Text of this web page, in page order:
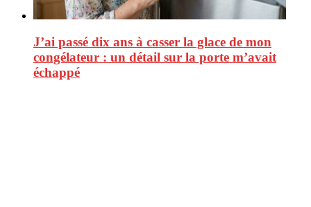
J’ai passé dix ans à casser la glace de mon
congélateur : un détail sur la porte m’avait
échappé